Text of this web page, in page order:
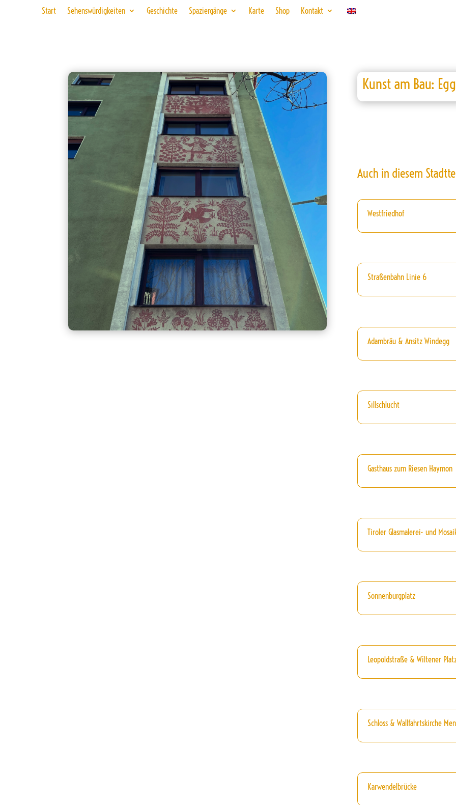
Start Sehenswürdigkeiten Geschichte Spaziergänge Karte Shop Kontakt
Kunst am Bau:
Auch in diesem
Westfriedhof
Straßenbahn Linie 6
Adambräu & Ansitz Windegg
Sillschlucht
Gasthaus zum Riesen Haymon
Tiroler Glasmalerei- und
Sonnenburgplatz
Leopoldstraße & Wiltener
Schloss & Wallfahrtskirche
Karwendelbrücke